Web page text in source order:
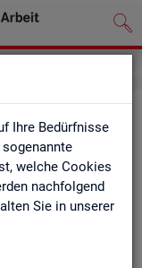
Ihre Bedürfnisse
welche Cookies
nachfolgend
Sie in unserer
zum Aus­bil­dungs­
Für Deutsch­land,
bil­
sowie Be­rufs­
ab, bei­spiels­
für März bis Sep­